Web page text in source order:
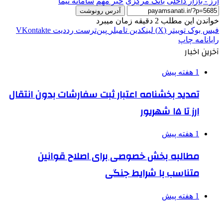
آدرس رونوشت
خواندن این مطلب 2 دقیقه زمان میبرد
فیس بوک توییتر (X) لینکدین ‫تامبلر ‫پین‌ترست ‫رددیت ‫VKontakte
رایانامه چاپ
آخرین اخبار
1 هفته پیش
تمدید بخشنامه اعتبار ثبت سفارشات بدون انتقال
ارز تا ۱۵ شهریور
1 هفته پیش
مطالبه بخش خصوصی برای اصلاح قوانین
متناسب با شرایط جنگی
1 هفته پیش